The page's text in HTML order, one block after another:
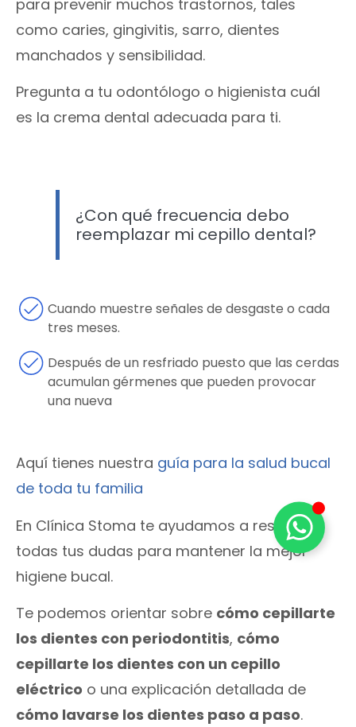
para prevenir muchos trastornos, tales
como caries, gingivitis, sarro, dientes
manchados y sensibilidad.
Pregunta a tu odontólogo o higienista cuál
es la crema dental adecuada para ti.
¿Con qué frecuencia debo
reemplazar mi cepillo dental?
Cuando muestre señales de desgaste o cada
tres meses.
Después de un resfriado puesto que las cerdas
acumulan gérmenes que pueden provocar
una nueva
Aquí tienes nuestra guía para la salud bucal
de toda tu familia
En Clínica Stoma te ayudamos a resolver
todas tus dudas para mantener la mejor
higiene bucal.
Te podemos orientar sobre cómo cepillarte
los dientes con periodontitis, cómo
cepillarte los dientes con un cepillo
eléctrico o una explicación detallada de
cómo lavarse los dientes paso a paso.